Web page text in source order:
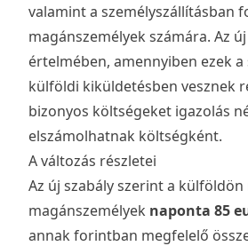
valamint a személyszállításban
magánszemélyek számára. Az
értelmében, amennyiben ezek a
külföldi kiküldetésben vesznek
bizonyos költségeket igazolás
elszámolhatnak költségként.
A változás részletei
Az új szabály szerint a
magánszemélyek naponta 85
annak forintban megfelelő